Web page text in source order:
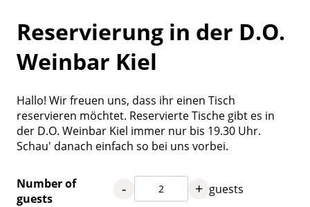
Reservierung in der D.O.
Weinbar Kiel
Hallo! Wir freuen uns, dass ihr einen Tisch
reservieren möchtet. Reservierte Tische gibt es in
der D.O. Weinbar Kiel immer nur bis 19.30 Uhr.
Schau' danach einfach so bei uns vorbei.
Number of
guests
- + guests